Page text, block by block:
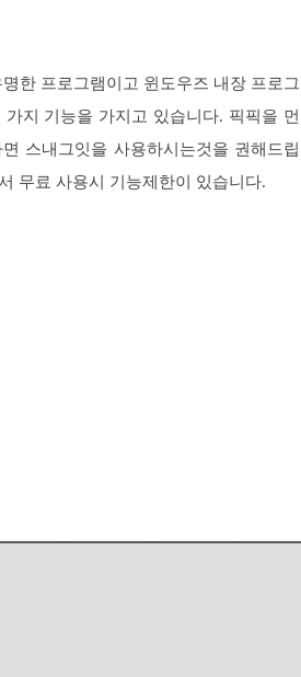
한 프로그램이고 윈도우즈 내장 프로그
지 기능을 가지고 있습니다. 픽픽을 먼
스내그잇을 사용하시는것을 권해드립
무료 사용시 기능제한이 있습니다.